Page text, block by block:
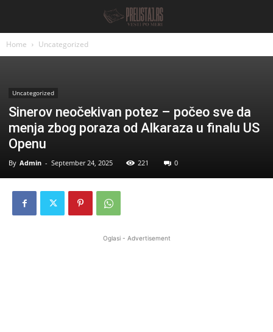
Home Uncategorized
Uncategorized
Sinerov neočekivan potez – počeo sve da
menja zbog poraza od Alkaraza u finalu US
Openu
By Admin - September 24, 2025 221 0
Oglasi - Advertisement